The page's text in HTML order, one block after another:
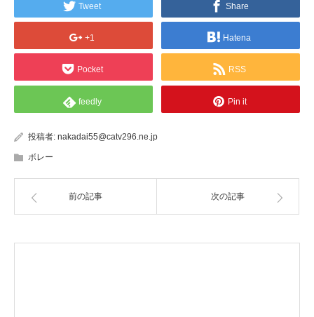
Tweet Share
+1 Hatena
Pocket RSS
feedly Pin it
投稿者: nakadai55@catv296.ne.jp
ボレー
前の記事 次の記事